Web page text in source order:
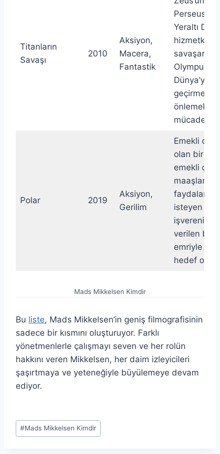
Titanların
Savaşı
2010
Aksiyon,
Macera,
Fantastik
Perseus,
Yeraltı
savaşarak
Olympus ve
Dünya’yı
önlemek
mücadele
Polar 2019
Aksiyon,
Gerilim
Emekli
olan bir
emekli
isteyen
işvereni
verilen bir
emriyle
hedef
Mads Mikkelsen Kimdir
Bu liste, Mads Mikkelsen’in geniş filmografisinin
sadece bir kısmını oluşturuyor. Farklı
yönetmenlerle çalışmayı seven ve her rolün
hakkını veren Mikkelsen, her daim izleyicileri
şaşırtmaya ve yeteneğiyle büyülemeye devam
ediyor.
Post
Tags:
#Mads Mikkelsen Kimdir